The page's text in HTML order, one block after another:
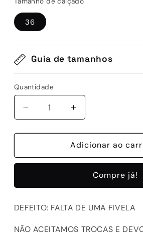
36
Guia de tamanhos
Quantidade
Quantidade
Diminuir
a
quantidade
D-
BROWN
Aumentar
a
quantidade
de
D-
BROWN
Adicionar ao
Compre já!
DEFEITO: FALTA DE UMA FIVELA
NÃO ACEITAMOS TROCAS E